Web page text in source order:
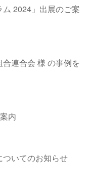
ム 2024」出展のご案
合連合会 様 の事例を
内
いてのお知らせ